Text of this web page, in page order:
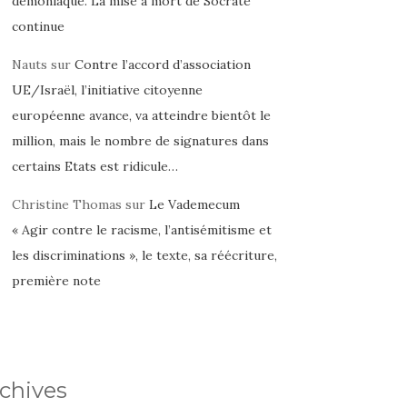
continue
Nauts sur Contre l’accord d’association
UE/Israël, l’initiative citoyenne
européenne avance, va atteindre bientôt le
million, mais le nombre de signatures dans
certains Etats est ridicule…
Christine Thomas sur Le Vademecum
« Agir contre le racisme, l’antisémitisme et
les discriminations », le texte, sa réécriture,
première note